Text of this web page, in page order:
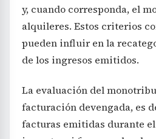
y, cuando corresponda, el
alquileres. Estos criterios
pueden influir en la
de los ingresos emitidos.
La evaluación del
facturación devengada, es
facturas emitidas durante